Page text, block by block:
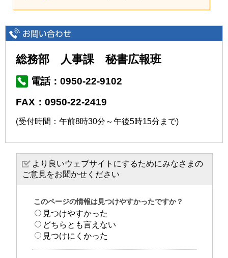
総務部 人事課 秘書広報班
電話：0950-22-9102
FAX：0950-22-2419
(受付時間：午前8時30分～午後5時15分まで)
より良いウェブサイトにするためにみなさまの
ご意見をお聞かせください
このページの情報は見つけやすかったですか？
見つけやすかった
どちらとも言えない
見つけにくかった